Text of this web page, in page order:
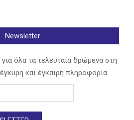
Newsletter
όλα τα τελευταία δρώμενα στη
και έγκαιρη πληροφορία.